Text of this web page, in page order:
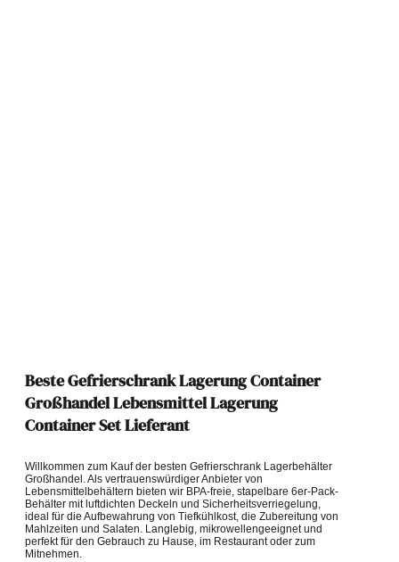
Beste Gefrierschrank Lagerung Container
Großhandel Lebensmittel Lagerung
Container Set Lieferant
Willkommen zum Kauf der besten Gefrierschrank Lagerbehälter
Großhandel. Als vertrauenswürdiger Anbieter von
Lebensmittelbehältern bieten wir BPA-freie, stapelbare 6er-Pack-
Behälter mit luftdichten Deckeln und Sicherheitsverriegelung,
ideal für die Aufbewahrung von Tiefkühlkost, die Zubereitung von
Mahlzeiten und Salaten. Langlebig, mikrowellengeeignet und
perfekt für den Gebrauch zu Hause, im Restaurant oder zum
Mitnehmen.